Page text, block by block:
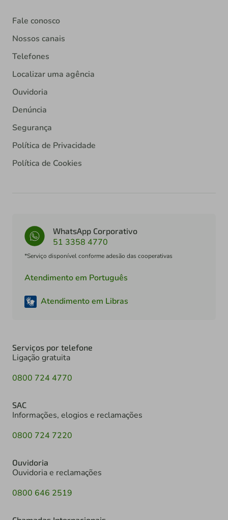
Fale conosco
Nossos canais
Telefones
Localizar uma agência
Ouvidoria
Denúncia
Segurança
Política de Privacidade
Política de Cookies
WhatsApp Corporativo
51 3358 4770
*Serviço disponível conforme adesão das cooperativas
Atendimento em Português
Atendimento em Libras
Serviços por telefone
Ligação gratuita
0800 724 4770
SAC
Informações, elogios e reclamações
0800 724 7220
Ouvidoria
Ouvidoria e reclamações
0800 646 2519